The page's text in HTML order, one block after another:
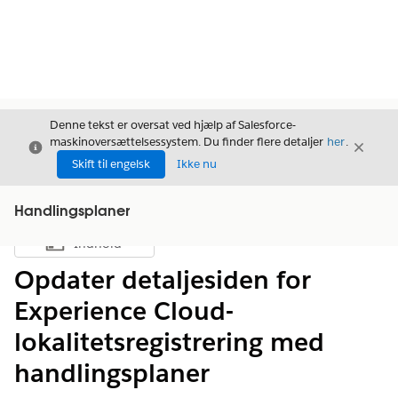
Luk
Denne tekst er oversat ved hjælp af Salesforce-
maskinoversættelsessystem. Du finder flere detaljer her.
Skift til engelsk
Ikke nu
Luk
Handlingsplaner
Vis indholdsfortegnelse
Indhold
Opdater detaljesiden for
Experience Cloud-
lokalitetsregistrering med
handlingsplaner